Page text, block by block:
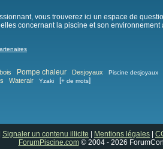
vous trouverez ici un espace de
concernant la piscine et son environnement
Pompe chaleur Desjoyaux Piscine desjoyaux
Waterair Yzaki [+ de mots]
Signaler un contenu illicite Mentions légales
ForumPiscine.com© 2004 - 2026